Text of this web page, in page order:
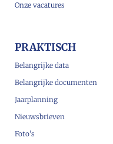
Onze vacatures
PRAKTISCH
Belangrijke data
Belangrijke documenten
Jaarplanning
Nieuwsbrieven
Foto’s